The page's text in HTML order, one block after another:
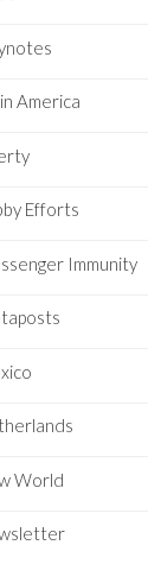
America
Efforts
Immunity
World